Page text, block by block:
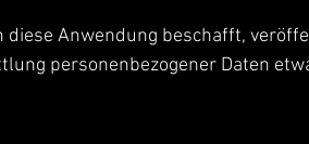
Anwendung beschafft,
personenbezogener Daten